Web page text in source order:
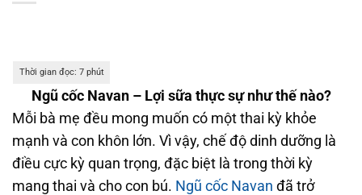
Ngũ cốc Navan – Lợi sữa thực sự như thế nào?
Mỗi bà mẹ đều mong muốn có một thai kỳ khỏe
mạnh và con khôn lớn. Vì vậy, chế độ dinh dưỡng là
điều cực kỳ quan trọng, đặc biệt là trong thời kỳ
mang thai và cho con bú. Ngũ cốc Navan đã trở